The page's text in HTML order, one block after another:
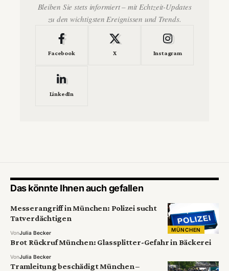
Bleiben Sie stets informiert – mit Echtzeit-Updates
zu den wichtigsten Ereignissen und Trends.
Facebook X Instagram
LinkedIn
Das könnte Ihnen auch gefallen
MÜNCHEN
Messerangriff in München: Polizei sucht
Tatverdächtigen
VonJulia Becker
Brot Rückruf München: Glassplitter-Gefahr in Bäckerei
VonJulia Becker
Tramleitung beschädigt München –